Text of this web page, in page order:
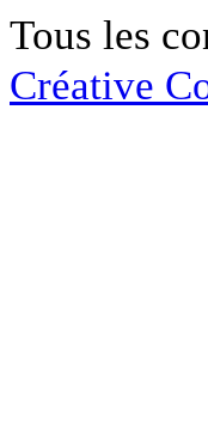
Tous les
Créative